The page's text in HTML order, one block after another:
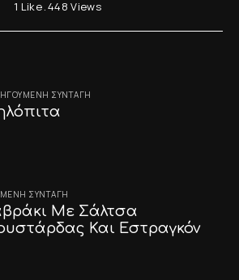
1 Like 448 Views
ΣΥΝΤΑΓΉ
ΣΥΝΤΑΓΉ
Με Σάλτσα
Και Εστραγκόν